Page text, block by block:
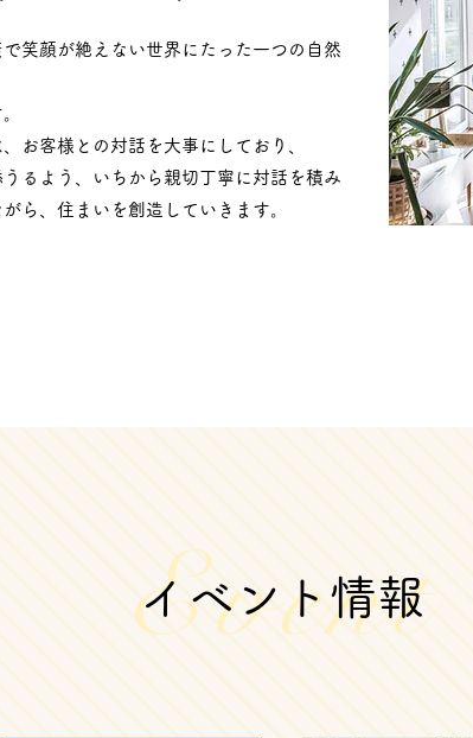
笑顔が絶えない世界にたった一つの自然
お客様との対話を大事にしており、
るよう、いちから親切丁寧に対話を積み
ら、住まいを創造していきます。
Event
イベント情報